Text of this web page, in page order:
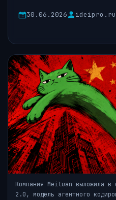
30.06.2026 ideipro.ru
Компания Meituan выложила в
2.0, модель агентного